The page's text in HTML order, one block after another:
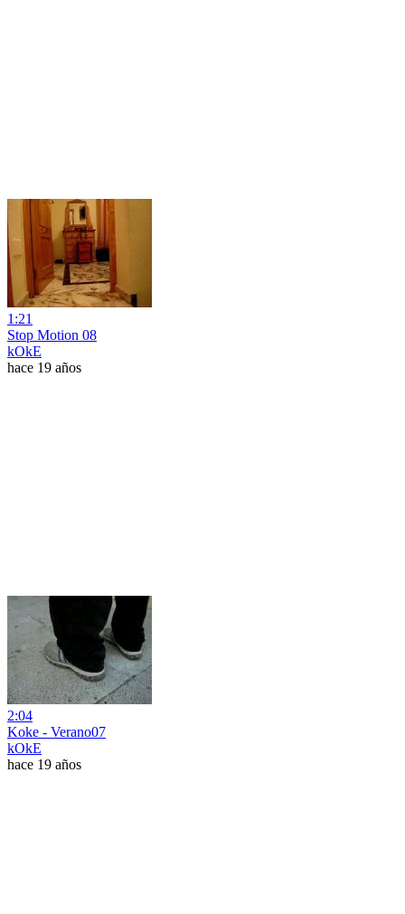
1:21
Stop Motion 08
kOkE
hace 19 años
2:04
Koke - Verano07
kOkE
hace 19 años